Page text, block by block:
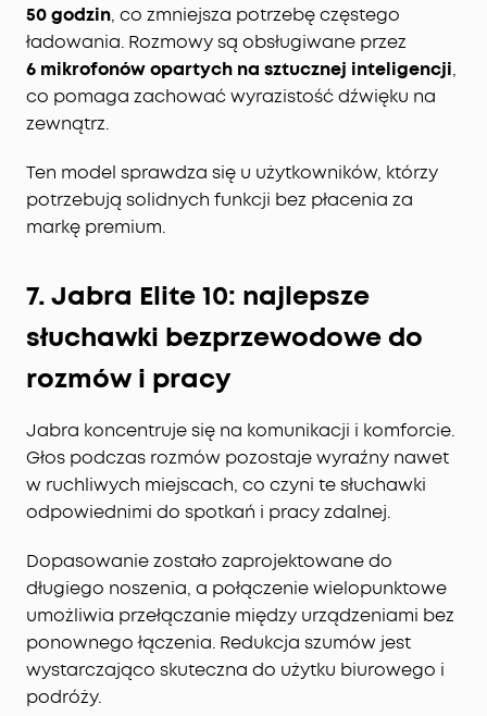
czystych rozmów:Sześć mikrofonów współpracuje
z algorytmem redukcji szumów opartym na
sztucznej inteligencji, który oddziela Twój głos od
dźwięków otoczenia. Dodatkowy algorytm
ograniczający hałas wiatru zapewnia czyste
rozmowy nawet na zewnątrz.
Bardzo długi czas pracy i szybkie ładowanie:
Do 10
godzin odtwarzania na jednym ładowaniu (do 50
godzin z etui). Nawet przy włączonym ANC możesz
słuchać przez 8 godzin na jednym ładowaniu i aż
50 godzin, co zmniejsza potrzebę częstego
ładowania. Rozmowy są obsługiwane przez
6 mikrofonów opartych na sztucznej inteligencji,
co pomaga zachować wyrazistość dźwięku na
zewnątrz.
Ten model sprawdza się u użytkowników, którzy
potrzebują solidnych funkcji bez płacenia za
markę premium.
7. Jabra Elite 10: najlepsze
słuchawki bezprzewodowe do
rozmów i pracy
Jabra koncentruje się na komunikacji i komforcie.
Głos podczas rozmów pozostaje wyraźny nawet
w ruchliwych miejscach, co czyni te słuchawki
odpowiednimi do spotkań i pracy zdalnej.
Dopasowanie zostało zaprojektowane do
długiego noszenia, a połączenie wielopunktowe
umożliwia przełączanie między urządzeniami bez
ponownego łączenia. Redukcja szumów jest
wystarczająco skuteczna do użytku biurowego i
podróży.